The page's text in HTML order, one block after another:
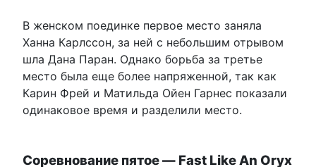
В женском поединке первое место заняла
Ханна Карлссон, за ней с небольшим отрывом
шла Дана Паран. Однако борьба за третье
место была еще более напряженной, так как
Карин Фрей и Матильда Ойен Гарнес показали
одинаковое время и разделили место.
Соревнование пятое — Fast Like An Oryx